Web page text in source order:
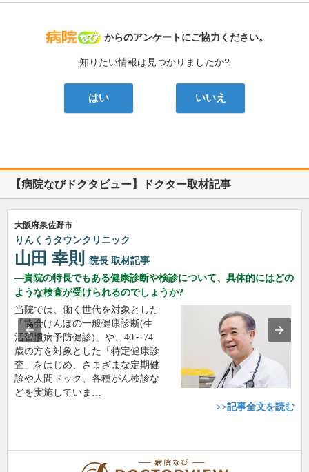
病院なび
からのアンケートにご協力ください。
知りたい情報は見つかりましたか?
はい いいえ
【病院なびドクタビュー】ドクター取材記事
大阪府泉佐野市
りんくうタウンクリニック
山田 幸則 院長 取材記事
貴院の特長でもある健康診断や検診について、具体的にはどの
ような検査が受けられるのでしょうか?
当院では、働く世代を対象とした
「協会けんぽの一般健康診断(生
活習慣病予防健診)」や、40～74
歳の方を対象とした「特定健康診
査」をはじめ、さまざまな定期健
診や人間ドック、各種がん検診な
どを実施していま…
>>記事全文を読む